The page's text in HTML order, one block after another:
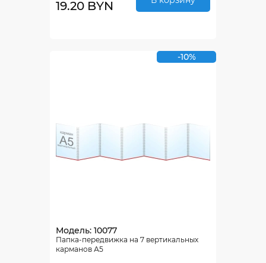
19.20 BYN
-10%
Модель: 10077
Папка-передвижка на 7 вертикальных
карманов А5